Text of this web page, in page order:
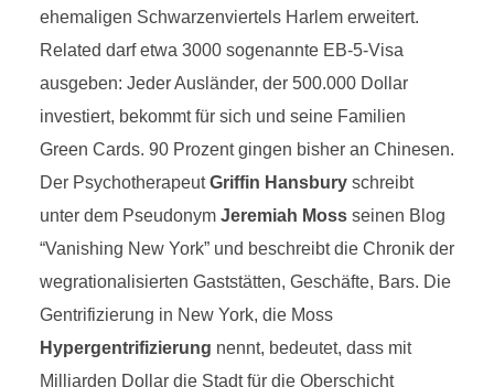
ehemaligen Schwarzenviertels Harlem erweitert.
Related darf etwa 3000 sogenannte EB-5-Visa
ausgeben: Jeder Ausländer, der 500.000 Dollar
investiert, bekommt für sich und seine Familien
Green Cards. 90 Prozent gingen bisher an Chinesen.
Der PsychotherapeutGriffin Hansburyschreibt
unter dem Pseudonym Jeremiah Mossseinen Blog
“Vanishing New York” und beschreibt die Chronik der
wegrationalisierten Gaststätten, Geschäfte, Bars. Die
Gentrifizierung in New York, die Moss
Hypergentrifizierung nennt, bedeutet, dass mit
Milliarden Dollar die Stadt für die Oberschicht